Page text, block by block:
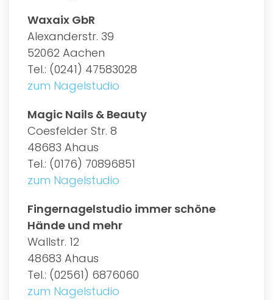
Waxaix GbR
Alexanderstr. 39
52062 Aachen
Tel.: (0241) 47583028
zum Nagelstudio
Magic Nails & Beauty
Coesfelder Str. 8
48683 Ahaus
Tel.: (0176) 70896851
zum Nagelstudio
Fingernagelstudio immer schöne
Hände und mehr
Wallstr. 12
48683 Ahaus
Tel.: (02561) 6876060
zum Nagelstudio